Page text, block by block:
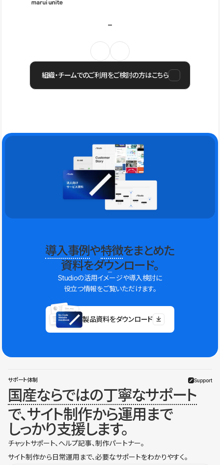
組織・チームでのご利用をご検討の方はこちら
導入事例や特徴をまとめた
資料をダウンロード。
Studioの活用イメージや導入検討に
役立つ情報をご覧いただけます。
製品資料をダウンロード
サポート体制 Support
国産ならではの丁寧なサポート
で、サイト制作から運用まで
しっかり支援します。
チャットサポート、ヘルプ記事、制作パートナー。
サイト制作から日常運用まで、必要なサポートをわかりやすく。